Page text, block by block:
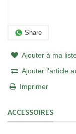
Share
Ajouter à ma
Ajouter l'article
Imprimer
ACCESSOIRES